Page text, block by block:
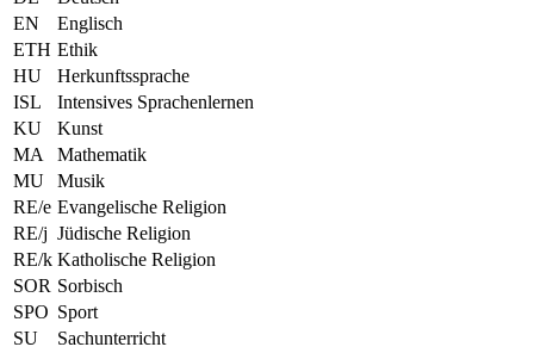
EN
Englisch
ETH Ethik
HU
Herkunftssprache
ISL
Intensives Sprachenlernen
KU
Kunst
MA
Mathematik
MU
Musik
RE/e Evangelische Religion
RE/j Jüdische Religion
RE/k Katholische Religion
SOR Sorbisch
SPO Sport
SU
Sachunterricht